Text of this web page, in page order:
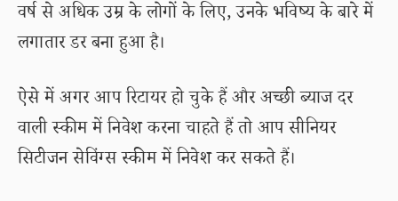
वर्ष से अधिक उम्र के लोगों के लिए, उनके भविष्य के बारे में
लगातार डर बना हुआ है।
ऐसे में अगर आप रिटायर हो चुके हैं और अच्छी ब्याज दर
वाली स्कीम में निवेश करना चाहते हैं तो आप सीनियर
सिटीजन सेविंग्स स्कीम में निवेश कर सकते हैं।